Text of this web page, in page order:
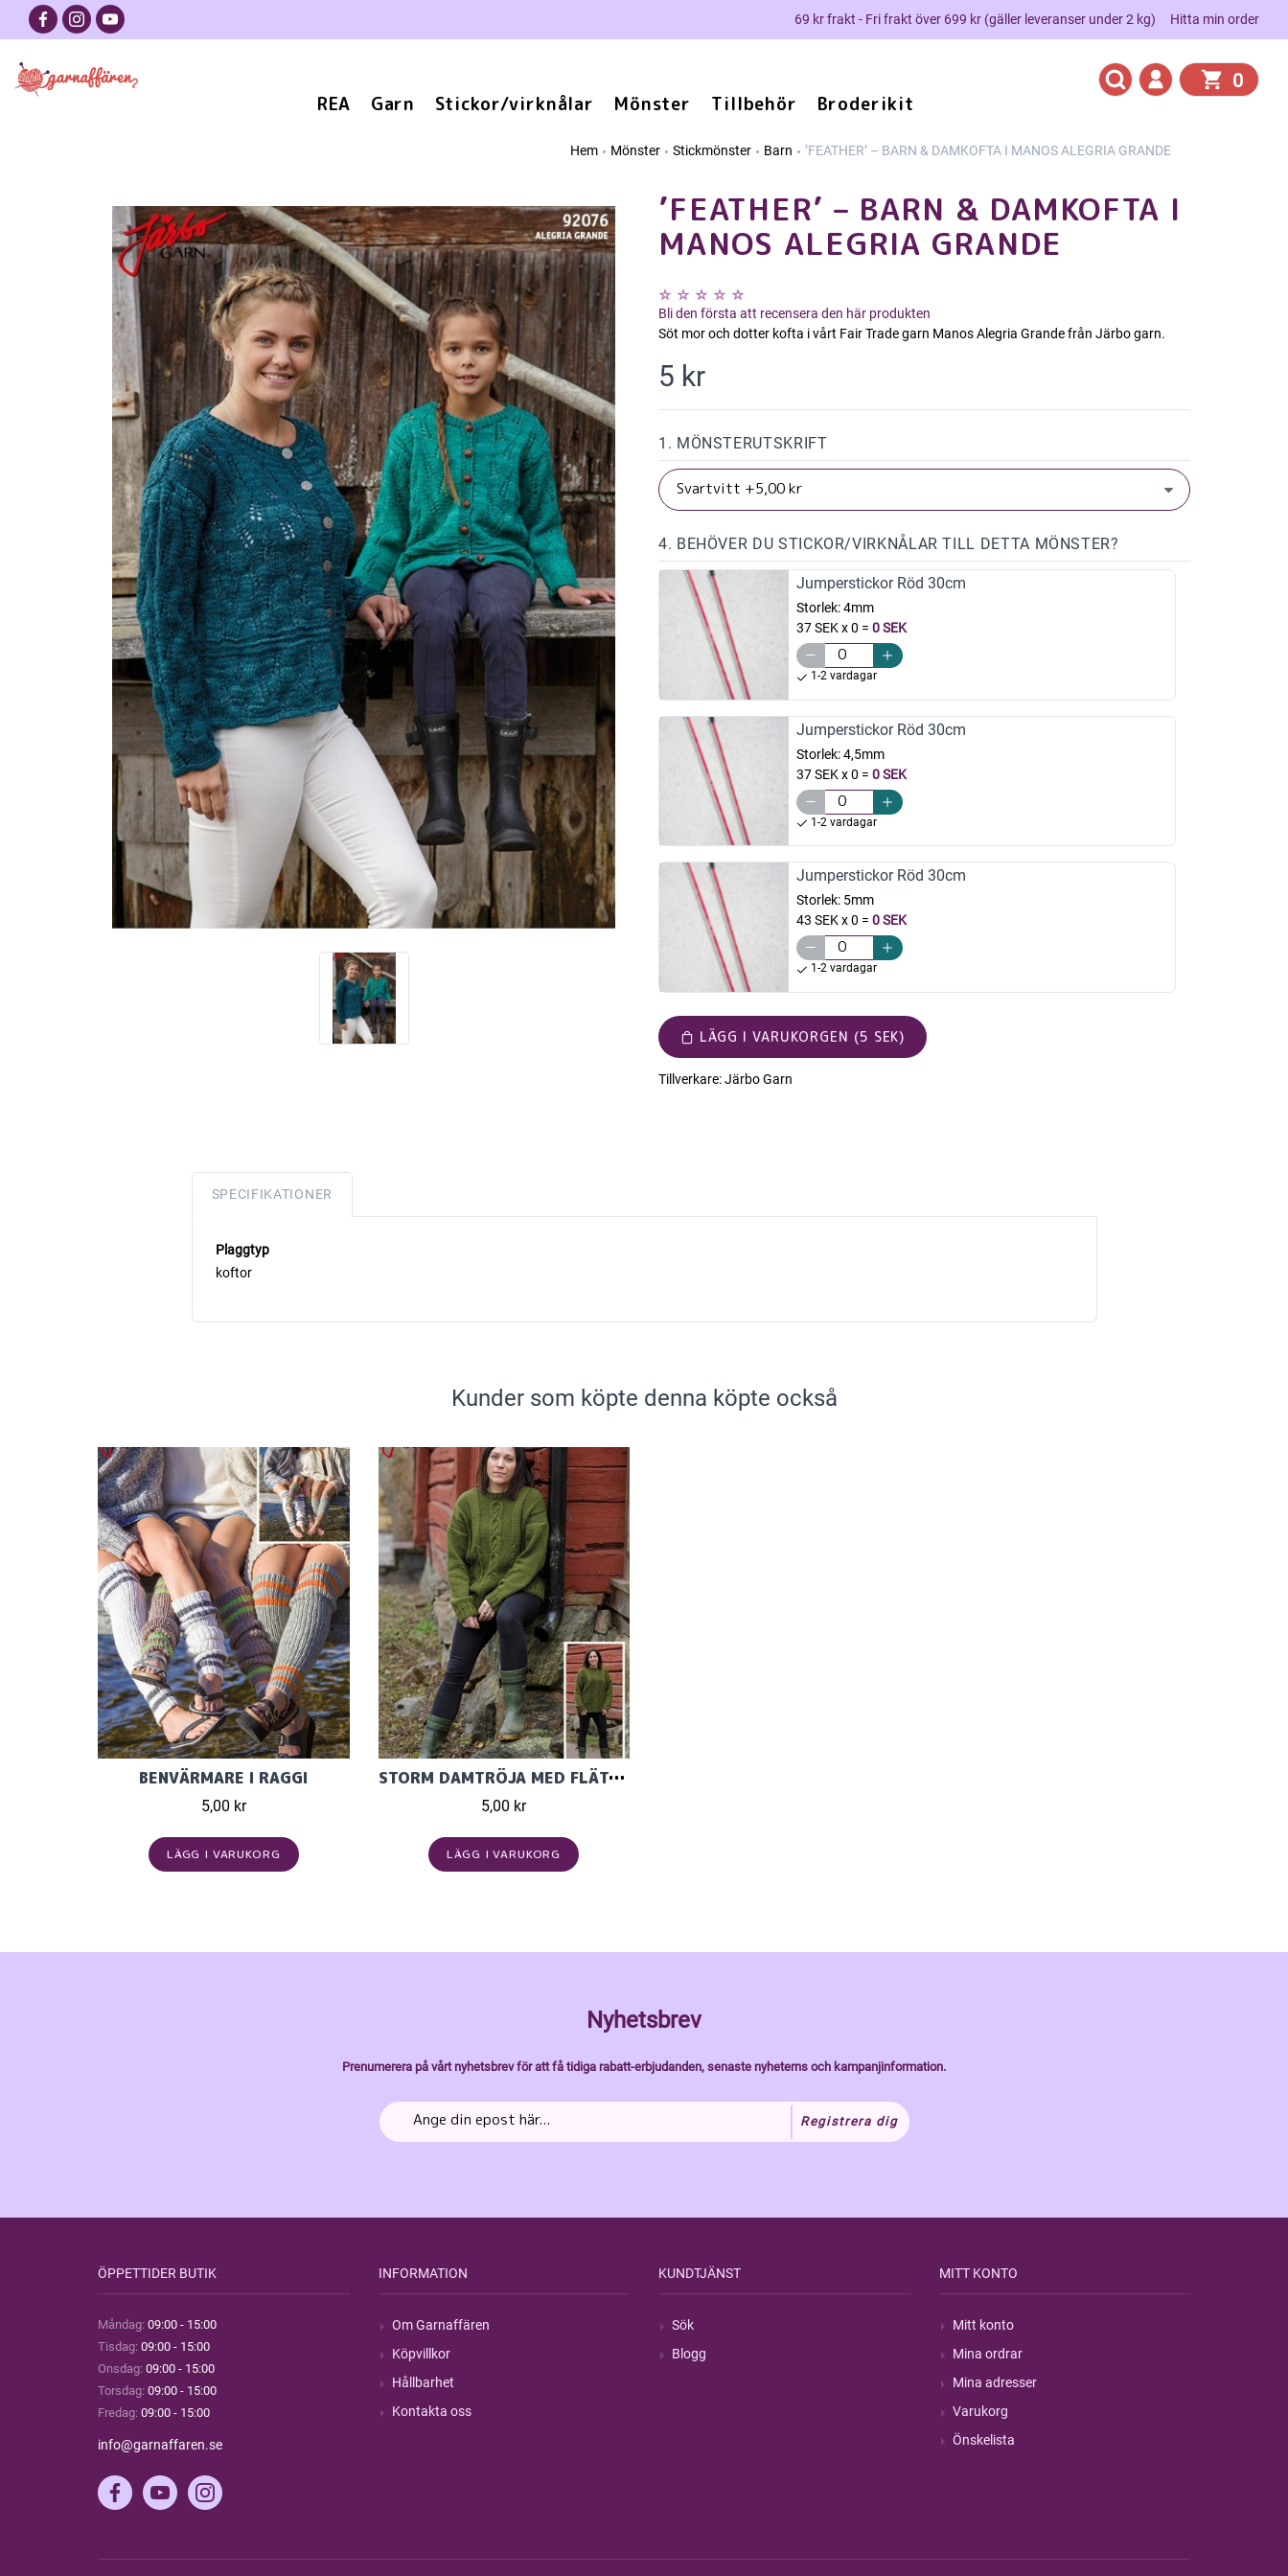
69 kr frakt - Fri frakt över 699 kr (gäller leveranser under 2 kg) Hitta min order
REA Garn Stickor/virknålar Mönster Tillbehör Broderikit
0
Hem Mönster Stickmönster Barn ’FEATHER’ – BARN & DAMKOFTA I MANOS ALEGRIA GRANDE
’FEATHER’ – BARN & DAMKOFTA I
MANOS ALEGRIA GRANDE
Bli den första att recensera den här produkten
Söt mor och dotter kofta i vårt Fair Trade garn Manos Alegria Grande från Järbo garn.
5 kr
1. MÖNSTERUTSKRIFT
4. BEHÖVER DU STICKOR/VIRKNÅLAR TILL DETTA MÖNSTER?
Jumperstickor Röd 30cm
Storlek:4mm
37 SEK x 0 = 0 SEK
1-2 vardagar
Jumperstickor Röd 30cm
Storlek:4,5mm
37 SEK x 0 = 0 SEK
1-2 vardagar
Jumperstickor Röd 30cm
Storlek: 5mm
43 SEK x 0 = 0 SEK
1-2 vardagar
LÄGG I VARUKORGEN (5 SEK)
Tillverkare:Järbo Garn
SPECIFIKATIONER
Plaggtyp
koftor
Kunder som köpte denna köpte också
BENVÄRMARE I RAGGI
5,00 kr
LÄGG I VARUKORG
STORM DAMTRÖJA MED FLÄTOR I RAGGI
5,00 kr
LÄGG I VARUKORG
Nyhetsbrev
Prenumerera på vårt nyhetsbrev för att få tidiga rabatt-erbjudanden, senaste nyheterns och kampanjinformation.
Registrera dig
ÖPPETTIDER BUTIK
Måndag: 09:00 - 15:00
Tisdag: 09:00 - 15:00
Onsdag: 09:00 - 15:00
Torsdag: 09:00 - 15:00
Fredag: 09:00 - 15:00
info@garnaffaren.se
INFORMATION
Om Garnaffären
Köpvillkor
Hållbarhet
Kontakta oss
KUNDTJÄNST
Sök
Blogg
MITT KONTO
Mitt konto
Mina ordrar
Mina adresser
Varukorg
Önskelista